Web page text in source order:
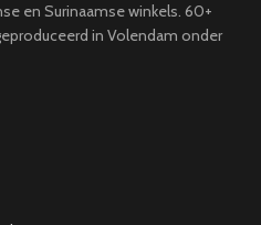
en Surinaamse winkels. 60+
in Volendam onder